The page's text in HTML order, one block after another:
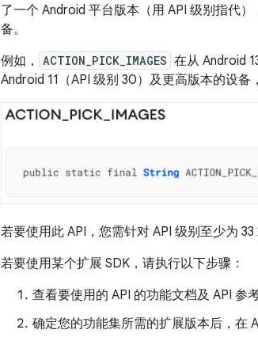
了一个 Android 平台版本（用 API 级别指代
备。
例如，
ACTION_PICK_IMAGES 在从 Android
Android 11（API 级别 30）及更高版本的设备
若要使用此 API，您需针对 API 级别至少为
若要使用某个扩展 SDK，请执行以下步骤：
查看要使用的 API 的功能文档及 API 参
确定您的功能集所需的扩展版本后，在